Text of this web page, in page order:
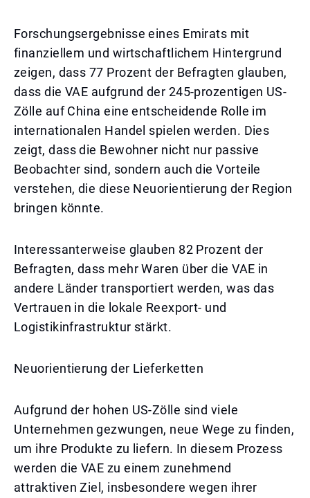
Forschungsergebnisse eines Emirats mit
finanziellem und wirtschaftlichem Hintergrund
zeigen, dass 77 Prozent der Befragten glauben,
dass die VAE aufgrund der 245-prozentigen US-
Zölle auf China eine entscheidende Rolle im
internationalen Handel spielen werden. Dies
zeigt, dass die Bewohner nicht nur passive
Beobachter sind, sondern auch die Vorteile
verstehen, die diese Neuorientierung der Region
bringen könnte.
Interessanterweise glauben 82 Prozent der
Befragten, dass mehr Waren über die VAE in
andere Länder transportiert werden, was das
Vertrauen in die lokale Reexport- und
Logistikinfrastruktur stärkt.
Neuorientierung der Lieferketten
Aufgrund der hohen US-Zölle sind viele
Unternehmen gezwungen, neue Wege zu finden,
um ihre Produkte zu liefern. In diesem Prozess
werden die VAE zu einem zunehmend
attraktiven Ziel, insbesondere wegen ihrer